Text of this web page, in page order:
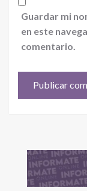
Guardar mi
en este
comentario.